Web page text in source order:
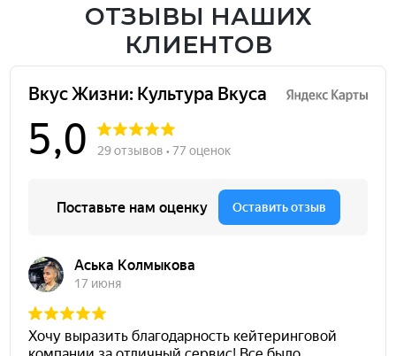
ОТЗЫВЫ НАШИХ
КЛИЕНТОВ